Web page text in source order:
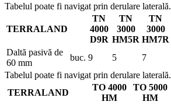
Tabelul poate fi navigat prin derulare laterală.
TERRALAND
TN
4000
D9R
TN
3000
HM5R
TN
3000
HM7R
Daltă pasivă de
60 mm
buc. 9 5 7
Tabelul poate fi navigat prin derulare laterală.
TERRALAND
TO 4000
HM
TO 5000
HM